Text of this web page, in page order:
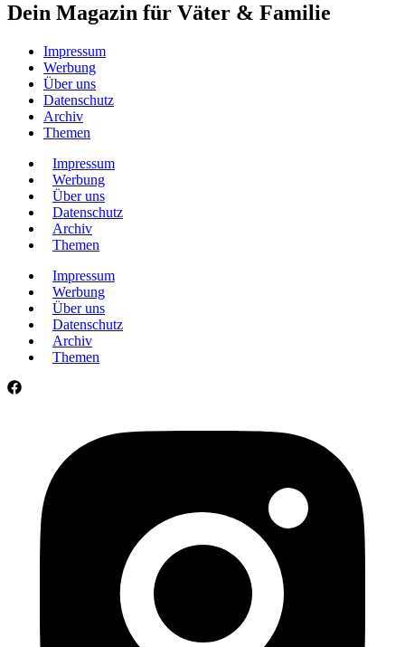
Dein Magazin für Väter & Familie
Impressum
Werbung
Über uns
Datenschutz
Archiv
Themen
Impressum
Werbung
Über uns
Datenschutz
Archiv
Themen
Impressum
Werbung
Über uns
Datenschutz
Archiv
Themen